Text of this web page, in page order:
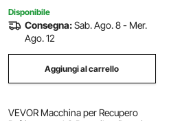
Disponibile
Consegna:Sab. Ago. 8 - Mer.
Ago. 12
Aggiungi al carrello
VEVOR Macchina per Recupero